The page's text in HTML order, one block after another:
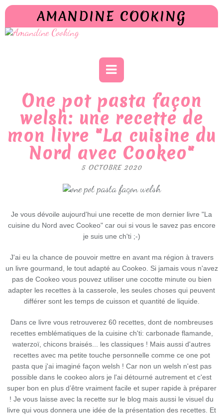
AMANDINE COOKING
One pot pasta façon
welsh: une recette de
mon livre "La cuisine du
Nord avec Cookeo"
5 OCTOBRE 2020
Je vous dévoile aujourd'hui une recette de mon dernier livre "La
cuisine du Nord avec Cookeo" car oui si vous le savez pas encore
je suis une ch'ti ;-)
J'ai eu la chance de pouvoir mettre en avant ma région à travers
un livre gourmand, le tout adapté au Cookeo. Si jamais vous n'avez
pas de Cookeo vous pouvez utiliser une cocotte minute ou bien
adapter les recettes à la casserole, les seules choses qui peuvent
différer sont les temps de cuisson et quantité de liquide.
Dans ce livre vous retrouverez 60 recettes, dont de nombreuses
recettes emblématiques de la cuisine ch'ti: carbonade flamande,
waterzoï, chicons braisés... les classiques ! Mais aussi d'autres
recettes avec ma petite touche personnelle comme ce one pot
pasta que j'ai imaginé façon welsh ! Car non un welsh n'est pas
possible dans le cookeo alors je l'ai détourné autrement et c'est
super bon en plus d’être vraiment facile et super rapide à préparer
! Je vous laisse avec la recette sur le blog mais aussi le visuel du
livre qui vous donnera une idée de la présentation des recettes. Et